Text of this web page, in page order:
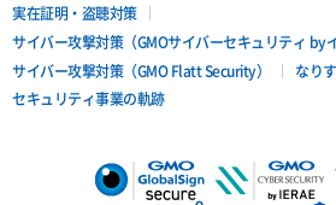
実在証明・盗聴対策
サイバー攻撃対策（GMOサイバーセキュリティ by
サイバー攻撃対策（GMO Flatt Security）
なり
セキュリティ事業の軌跡